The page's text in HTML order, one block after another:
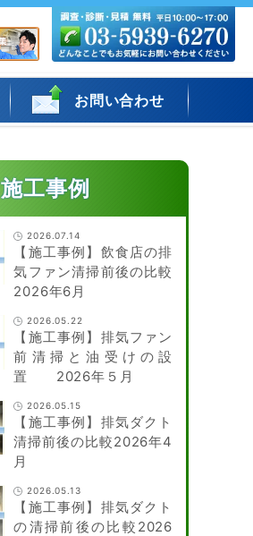
お問い合わせ
施工事例
2026.07.14
【施工事例】飲食店の排
気ファン清掃前後の比較
2026年6月
2026.05.22
【施工事例】排気ファン
前清掃と油受けの設
置 2026年５月
2026.05.15
【施工事例】排気ダクト
清掃前後の比較2026年4
月
2026.05.13
【施工事例】排気ダクト
の清掃前後の比較2026